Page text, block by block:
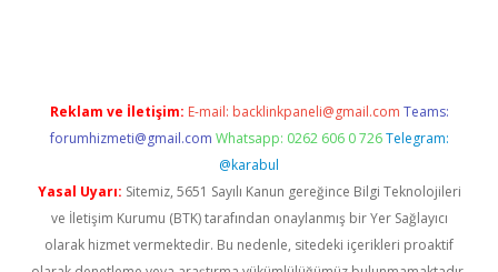
Reklam ve İletişim: E-mail: backlinkpaneli@gmail.com Teams:
forumhizmeti@gmail.com Whatsapp: 0262 606 0 726 Telegram:
@karabul
Yasal Uyarı: Sitemiz, 5651 Sayılı Kanun gereğince Bilgi Teknolojileri
ve İletişim Kurumu (BTK) tarafından onaylanmış bir Yer Sağlayıcı
olarak hizmet vermektedir. Bu nedenle, sitedeki içerikleri proaktif